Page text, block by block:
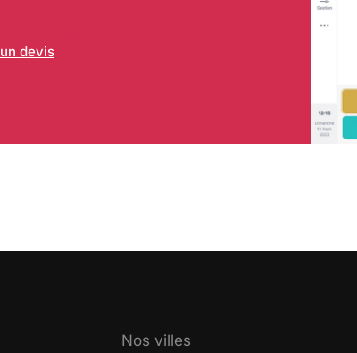
devis
Nos villes